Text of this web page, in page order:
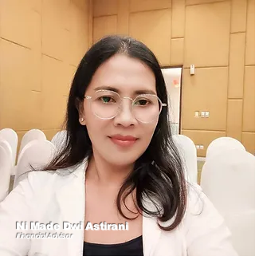
Financial Advisor
Ni Made Dwi Astirani